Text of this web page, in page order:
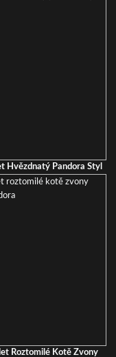
Hvězdnatý Pandora Styl
Roztomilé Kotě Zvony